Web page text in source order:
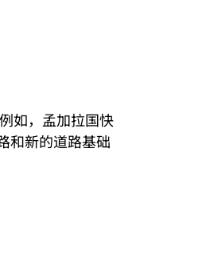
如，孟加拉国快
新的道路基础